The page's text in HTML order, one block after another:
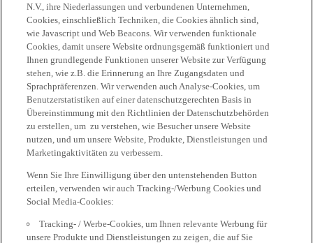
N.V., ihre Niederlassungen und verbundenen Unternehmen,
Cookies, einschließlich Techniken, die Cookies ähnlich sind,
wie Javascript und Web Beacons. Wir verwenden funktionale
Cookies, damit unsere Website ordnungsgemäß funktioniert und
Ihnen grundlegende Funktionen unserer Website zur Verfügung
stehen, wie z.B. die Erinnerung an Ihre Zugangsdaten und
Sprachpräferenzen. Wir verwenden auch Analyse-Cookies, um
Benutzerstatistiken auf einer datenschutzgerechten Basis in
Übereinstimmung mit den Richtlinien der Datenschutzbehörden
zu erstellen, um zu verstehen, wie Besucher unsere Website
nutzen, und um unsere Website, Produkte, Dienstleistungen und
Marketingaktivitäten zu verbessern.
Wenn Sie Ihre Einwilligung über den untenstehenden Button
erteilen, verwenden wir auch Tracking-/Werbung Cookies und
Social Media-Cookies:
Tracking- / Werbe-Cookies, um Ihnen relevante Werbung für
unsere Produkte und Dienstleistungen zu zeigen, die auf Sie